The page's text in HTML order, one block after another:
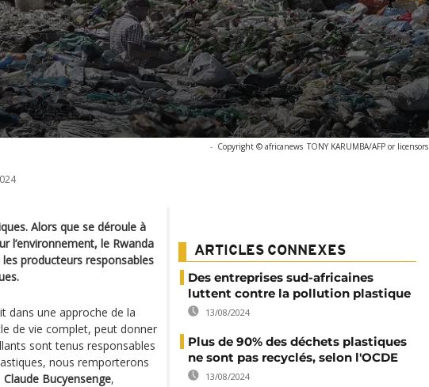
- Copyright © africanews TONY KARUMBA/AFP or licensors
Alors que se déroule à
l’environnement, le Rwanda
producteurs responsables
dans une approche de la
de vie complet, peut donner
sont tenus responsables
nous remporterons
Claude Bucyensenge,
ARTICLES CONNEXES
Des entreprises sud-africaines
luttent contre la pollution plastique
13/08/2024
Plus de 90% des déchets plastiques
ne sont pas recyclés, selon l'OCDE
13/08/2024